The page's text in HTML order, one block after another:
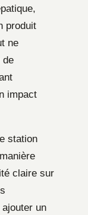
produit
ne
de
impact
station
claire sur
un